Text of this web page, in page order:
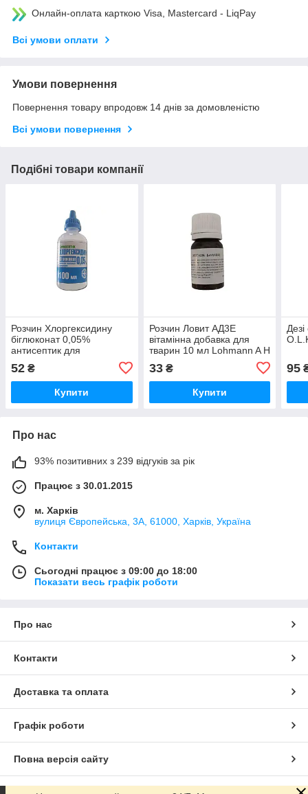
Онлайн-оплата карткою Visa, Mastercard - LiqPay
Всі умови оплати
Умови повернення
Повернення товару впродовж 14 днів за домовленістю
Всі умови повернення
Подібні товари компанії
Розчин Хлоргексидину
біглюконат 0,05%
антисептик для
зовнішнього застосування
100 мл O.L.KAR
52 ₴
Купити
Розчин Ловит АД3Е
вітамінна добавка для
тварин 10 мл Lohmann A H
33₴
Купити
95
Про нас
93% позитивних з 239 відгуків за рік
Працює з 30.01.2015
м. Харків
вулиця Європейська, 3А, 61000, Харків, Україна
Контакти
Сьогодні працює з 09:00 до 18:00
Показати весь графік роботи
Про нас
Контакти
Доставка та оплата
Графік роботи
Повна версія сайту